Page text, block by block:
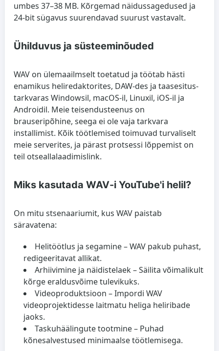
umbes 37–38 MB. Kõrgemad näidussagedused ja
24-bit sügavus suurendavad suurust vastavalt.
Ühilduvus ja süsteeminõuded
WAV on ülemaailmselt toetatud ja töötab hästi
enamikus heliredaktorites, DAW-des ja taasesitus­
tarkvaras Windowsil, macOS-il, Linuxil, iOS-il ja
Androidil. Meie teisendusteenus on
brauseripõhine, seega ei ole vaja tarkvara
installimist. Kõik töötlemised toimuvad turvaliselt
meie serverites, ja pärast protsessi lõppemist on
teil otseallalaadimislink.
Miks kasutada WAV-i YouTube'i helil?
On mitu stsenaariumit, kus WAV paistab
säravatena:
Helitöötlus ja segamine– WAV pakub puhast,
redigeeritavat allikat.
Arhiivimine ja näidistelaek– Säilita võimalikult
kõrge eraldusvõime tulevikuks.
Videoproduktsioon – Impordi WAV
videoprojektidesse laitmatu heliga heliribade
jaoks.
Taskuhäälingute tootmine– Puhad
kõnesalvestused minimaalse töötlemisega.